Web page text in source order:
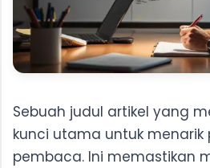
Sebuah judul artikel yang
kunci utama untuk menarik
pembaca. Ini memastikan